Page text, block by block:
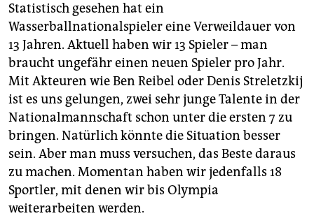
Statistisch gesehen hat ein
Wasserballnationalspieler eine Verweildauer von
13 Jahren. Aktuell haben wir 13 Spieler – man
braucht ungefähr einen neuen Spieler pro Jahr.
Mit Akteuren wie Ben Reibel oder Denis ­Streletzkij
ist es uns gelungen, zwei sehr junge Talente in der
Nationalmannschaft schon unter die ersten 7 zu
bringen. Natürlich könnte die Situation besser
sein. Aber man muss versuchen, das Beste daraus
zu machen. Momentan haben wir jedenfalls 18
Sportler, mit denen wir bis Olympia
weiterarbeiten werden.